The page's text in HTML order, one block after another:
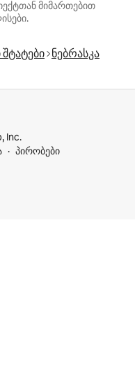
მიმართებით
ნებრასკა
Inc.
პირობები